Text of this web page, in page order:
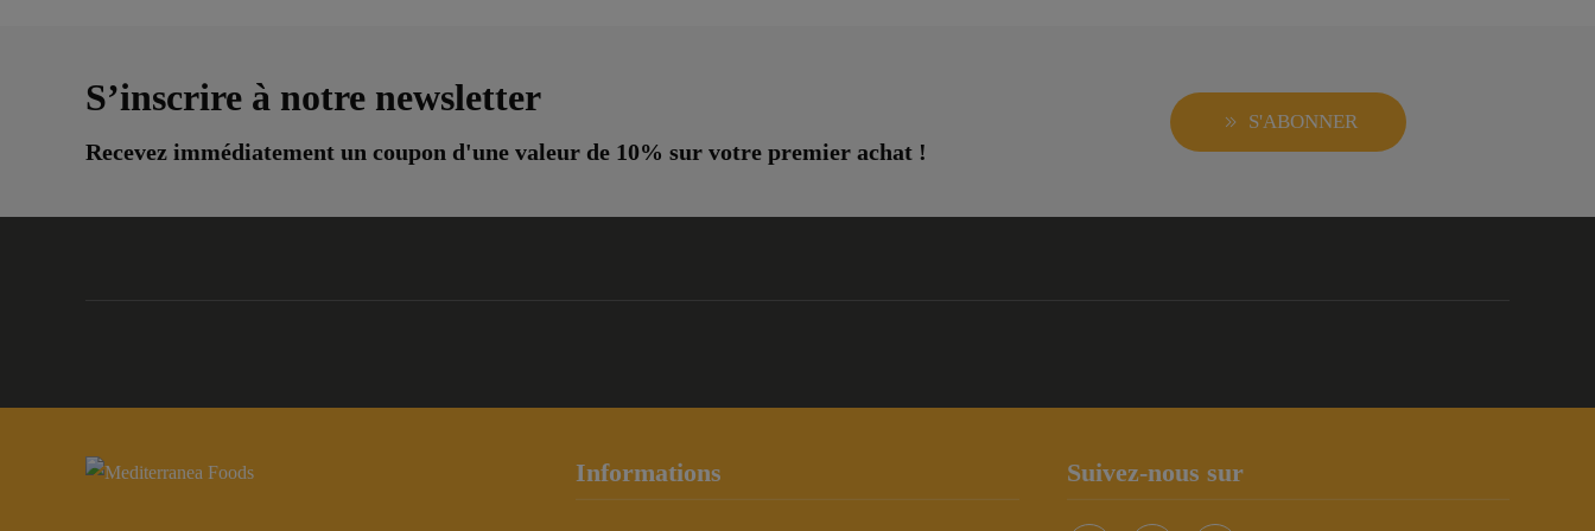
S’inscrire à notre newsletter
Recevez immédiatement un coupon d'une valeur de 10% sur votre premier achat !
S'ABONNER
Informations Suivez-nous sur